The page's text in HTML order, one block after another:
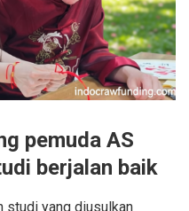
pemuda AS
berjalan baik
studi yang diusulkan